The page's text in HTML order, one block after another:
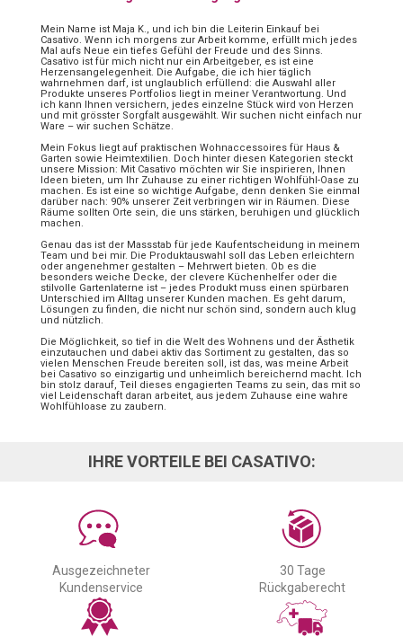
Mein Name ist Maja K., und ich bin die Leiterin Einkauf bei
Casativo. Wenn ich morgens zur Arbeit komme, erfüllt mich jedes
Mal aufs Neue ein tiefes Gefühl der Freude und des Sinns.
Casativo ist für mich nicht nur ein Arbeitgeber, es ist eine
Herzensangelegenheit. Die Aufgabe, die ich hier täglich
wahrnehmen darf, ist unglaublich erfüllend: die Auswahl aller
Produkte unseres Portfolios liegt in meiner Verantwortung. Und
ich kann Ihnen versichern, jedes einzelne Stück wird von Herzen
und mit grösster Sorgfalt ausgewählt. Wir suchen nicht einfach nur
Ware – wir suchen Schätze.
Mein Fokus liegt auf praktischen Wohnaccessoires für Haus &
Garten sowie Heimtextilien. Doch hinter diesen Kategorien steckt
unsere Mission: Mit Casativo möchten wir Sie inspirieren, Ihnen
Ideen bieten, um Ihr Zuhause zu einer richtigen Wohlfühl-Oase zu
machen. Es ist eine so wichtige Aufgabe, denn denken Sie einmal
darüber nach: 90% unserer Zeit verbringen wir in Räumen. Diese
Räume sollten Orte sein, die uns stärken, beruhigen und glücklich
machen.
Genau das ist der Massstab für jede Kaufentscheidung in meinem
Team und bei mir. Die Produktauswahl soll das Leben erleichtern
oder angenehmer gestalten – Mehrwert bieten. Ob es die
besonders weiche Decke, der clevere Küchenhelfer oder die
stilvolle Gartenlaterne ist – jedes Produkt muss einen spürbaren
Unterschied im Alltag unserer Kunden machen. Es geht darum,
Lösungen zu finden, die nicht nur schön sind, sondern auch klug
und nützlich.
Die Möglichkeit, so tief in die Welt des Wohnens und der Ästhetik
einzutauchen und dabei aktiv das Sortiment zu gestalten, das so
vielen Menschen Freude bereiten soll, ist das, was meine Arbeit
bei Casativo so einzigartig und unheimlich bereichernd macht. Ich
bin stolz darauf, Teil dieses engagierten Teams zu sein, das mit so
viel Leidenschaft daran arbeitet, aus jedem Zuhause eine wahre
Wohlfühloase zu zaubern.
IHRE VORTEILE BEI CASATIVO:
Ausgezeichneter
Kundenservice
30 Tage
Rückgaberecht